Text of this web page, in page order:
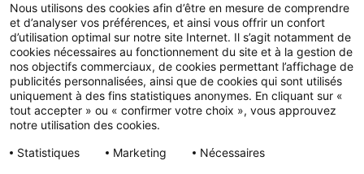
YouTube LinkedIn Facebook
Instagram
Nous utilisons des cookies afin d’être en mesure de comprendre
et d’analyser vos préférences, et ainsi vous offrir un confort
d’utilisation optimal sur notre site Internet. Il s’agit notamment de
cookies nécessaires au fonctionnement du site et à la gestion de
nos objectifs commerciaux, de cookies permettant l’affichage de
publicités personnalisées, ainsi que de cookies qui sont utilisés
uniquement à des fins statistiques anonymes. En cliquant sur «
tout accepter » ou « confirmer votre choix », vous approuvez
notre utilisation des cookies.
Statistiques
Marketing
Nécessaires